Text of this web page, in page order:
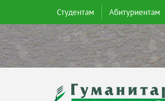
Студентам Абитуриентам